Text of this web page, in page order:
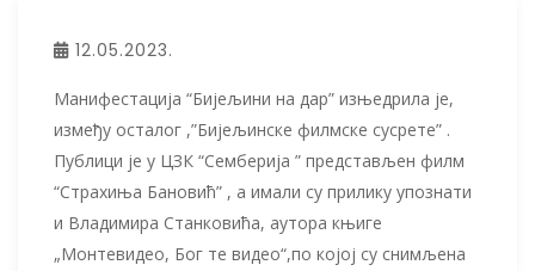
12.05.2023.
Манифестација “Бијељини на дар” изњедрила је,
између осталог ,”Бијељинске филмске сусрете” .
Публици је у ЦЗК “Семберија ” представљен филм
“Страхиња Бановић” , а имали су прилику упознати
и Владимира Станковића, аутора књиге
„Монтевидео, Бог те видео“,по којој су снимљена